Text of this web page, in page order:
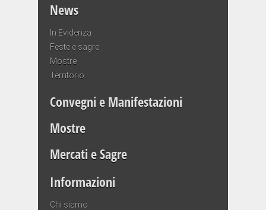
News
In Evidenza
Feste e sagre
Mostre
Territorio
Convegni e Manifestazioni
Mostre
Mercati e Sagre
Informazioni
Chi siamo